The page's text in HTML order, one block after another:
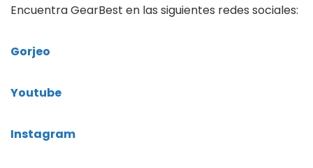
Encuentra GearBest en las siguientes redes sociales:
Gorjeo
Youtube
Instagram